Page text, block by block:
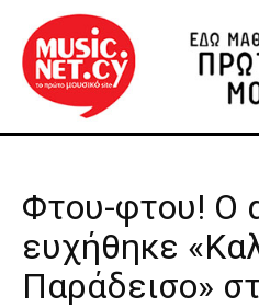
Φτου-φτου! Ο
ευχήθηκε
Παράδεισο»